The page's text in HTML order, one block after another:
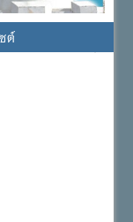
ต์